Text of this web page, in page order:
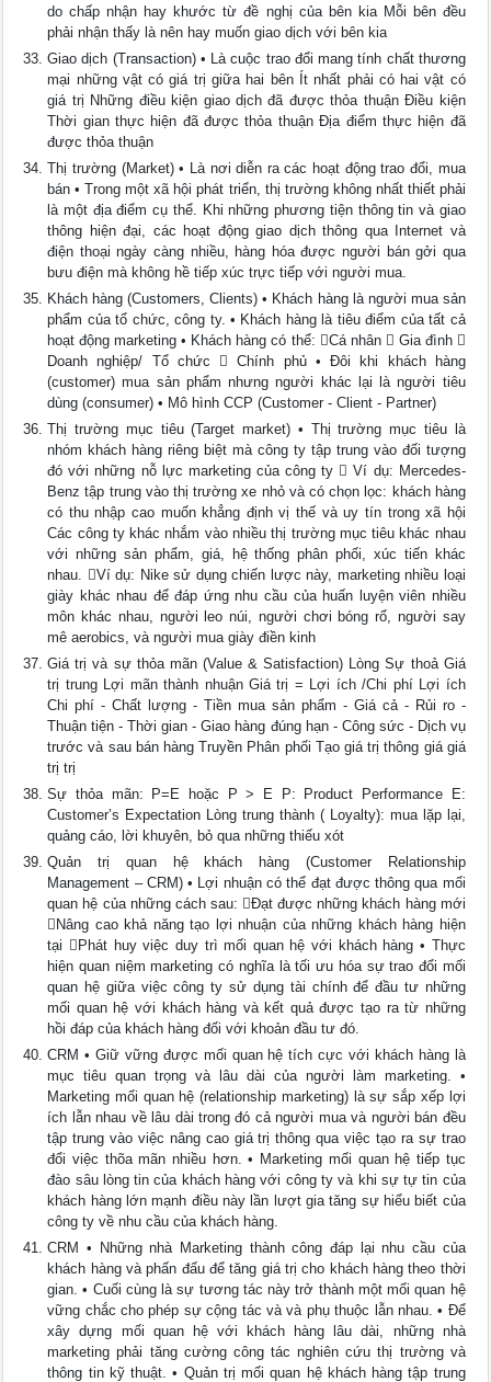
do chấp nhận hay khước từ đề nghị của bên kia Mỗi bên đều
phải nhận thấy là nên hay muốn giao dịch với bên kia
Giao dịch (Transaction) • Là cuộc trao đổi mang tính chất thương
mại những vật có giá trị giữa hai bên Ít nhất phải có hai vật có
giá trị Những điều kiện giao dịch đã được thỏa thuận Điều kiện
Thời gian thực hiện đã được thỏa thuận Địa điểm thực hiện đã
được thỏa thuận
Thị trường (Market) • Là nơi diễn ra các hoạt động trao đổi, mua
bán • Trong một xã hội phát triển, thị trường không nhất thiết phải
là một địa điểm cụ thể. Khi những phương tiện thông tin và giao
thông hiện đại, các hoạt động giao dịch thông qua Internet và
điện thoại ngày càng nhiều, hàng hóa được người bán gởi qua
bưu điện mà không hề tiếp xúc trực tiếp với người mua.
Khách hàng (Customers, Clients) • Khách hàng là người mua sản
phẩm của tổ chức, công ty. • Khách hàng là tiêu điểm của tất cả
hoạt động marketing • Khách hàng có thể: Cá nhân  Gia đình 
Doanh nghiệp/ Tổ chức  Chính phủ • Đôi khi khách hàng
(customer) mua sản phẩm nhưng người khác lại là người tiêu
dùng (consumer) • Mô hình CCP (Customer - Client - Partner)
Thị trường mục tiêu (Target market) • Thị trường mục tiêu là
nhóm khách hàng riêng biệt mà công ty tập trung vào đối tượng
đó với những nỗ lực marketing của công ty  Ví dụ: Mercedes-
Benz tập trung vào thị trường xe nhỏ và có chọn lọc: khách hàng
có thu nhập cao muốn khẳng định vị thế và uy tín trong xã hội
Các công ty khác nhắm vào nhiều thị trường mục tiêu khác nhau
với những sản phẩm, giá, hệ thống phân phối, xúc tiến khác
nhau. Ví dụ: Nike sử dụng chiến lược này, marketing nhiều loại
giày khác nhau để đáp ứng nhu cầu của huấn luyện viên nhiều
môn khác nhau, người leo núi, người chơi bóng rổ, người say
mê aerobics, và người mua giày điền kinh
Giá trị và sự thỏa mãn (Value & Satisfaction) Lòng Sự thoả Giá
trị trung Lợi mãn thành nhuận Giá trị = Lợi ích /Chi phí Lợi ích
Chi phí - Chất lượng - Tiền mua sản phẩm - Giá cả - Rủi ro -
Thuận tiện - Thời gian - Giao hàng đúng hạn - Công sức - Dịch vụ
trước và sau bán hàng Truyền Phân phối Tạo giá trị thông giá giá
trị trị
Sự thỏa mãn: P=E hoặc P > E P: Product Performance E:
Customer’s Expectation Lòng trung thành ( Loyalty): mua lặp lại,
quảng cáo, lời khuyên, bỏ qua những thiếu xót
Quản trị quan hệ khách hàng (Customer Relationship
Management – CRM) • Lợi nhuận có thể đạt được thông qua mối
quan hệ của những cách sau: Đạt được những khách hàng mới
Nâng cao khả năng tạo lợi nhuận của những khách hàng hiện
tại Phát huy việc duy trì mối quan hệ với khách hàng • Thực
hiện quan niệm marketing có nghĩa là tối ưu hóa sự trao đổi mối
quan hệ giữa việc công ty sử dụng tài chính để đầu tư những
mối quan hệ với khách hàng và kết quả được tạo ra từ những
hồi đáp của khách hàng đối với khoản đầu tư đó.
CRM • Giữ vững được mối quan hệ tích cực với khách hàng là
mục tiêu quan trọng và lâu dài của người làm marketing. •
Marketing mối quan hệ (relationship marketing) là sự sắp xếp lợi
ích lẫn nhau về lâu dài trong đó cả người mua và người bán đều
tập trung vào việc nâng cao giá trị thông qua việc tạo ra sự trao
đổi việc thõa mãn nhiều hơn. • Marketing mối quan hệ tiếp tục
đào sâu lòng tin của khách hàng với công ty và khi sự tự tin của
khách hàng lớn mạnh điều này lần lượt gia tăng sự hiểu biết của
công ty về nhu cầu của khách hàng.
CRM • Những nhà Marketing thành công đáp lại nhu cầu của
khách hàng và phấn đấu để tăng giá trị cho khách hàng theo thời
gian. • Cuối cùng là sự tương tác này trở thành một mối quan hệ
vững chắc cho phép sự cộng tác và và phụ thuộc lẫn nhau. • Để
xây dựng mối quan hệ với khách hàng lâu dài, những nhà
marketing phải tăng cường công tác nghiên cứu thị trường và
thông tin kỹ thuật. • Quản trị mối quan hệ khách hàng tập trung